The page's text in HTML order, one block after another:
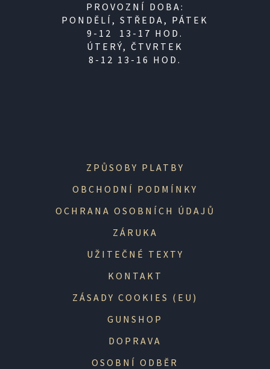
PROVOZNÍ DOBA:
PONDĚLÍ, STŘEDA, PÁTEK
9-12 13-17 HOD.
ÚTERÝ, ČTVRTEK
8-12 13-16 HOD.
ZPŮSOBY PLATBY
OBCHODNÍ PODMÍNKY
OCHRANA OSOBNÍCH ÚDAJŮ
ZÁRUKA
UŽITEČNÉ TEXTY
KONTAKT
ZÁSADY COOKIES (EU)
GUNSHOP
DOPRAVA
OSOBNÍ ODBĚR